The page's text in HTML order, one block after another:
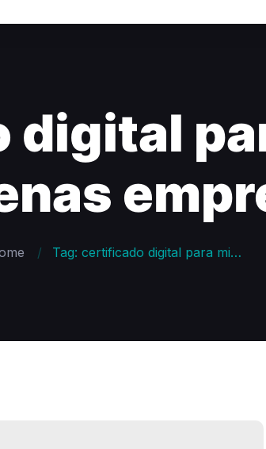
Tag: certificado digital para micro e pequenas empresas